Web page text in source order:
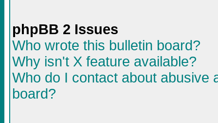
phpBB 2 Issues
Who wrote this bulletin board?
Why isn't X feature available?
Who do I contact about abusive
board?